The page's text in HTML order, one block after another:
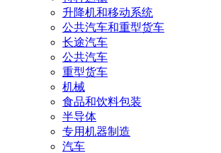
升降机和移动系统
公共汽车和重型货车
长途汽车
公共汽车
重型货车
机械
食品和饮料包装
半导体
专用机器制造
汽车